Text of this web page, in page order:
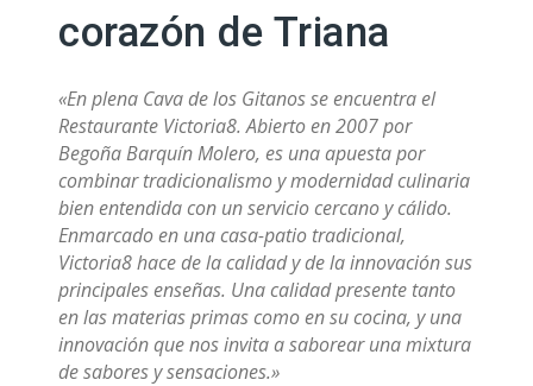
corazón de Triana
«En plena Cava de los Gitanos se encuentra el
Restaurante Victoria8. Abierto en 2007 por
Begoña Barquín Molero, es una apuesta por
combinar tradicionalismo y modernidad culinaria
bien entendida con un servicio cercano y cálido.
Enmarcado en una casa-patio tradicional,
Victoria8 hace de la calidad y de la innovación sus
principales enseñas. Una calidad presente tanto
en las materias primas como en su cocina, y una
innovación que nos invita a saborear una mixtura
de sabores y sensaciones.»